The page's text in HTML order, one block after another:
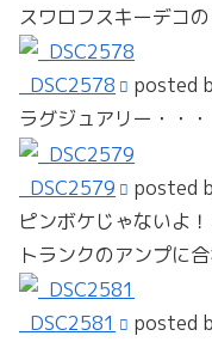
スワロフスキーデコ
_DSC2578 posted
ラグジュアリー・・・
_DSC2579 posted
ピンボケじゃないよ！
トランクのアンプに
_DSC2581 posted